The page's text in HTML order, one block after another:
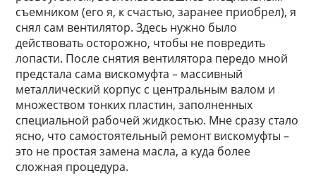
съемником (его я, к счастью, заранее приобрел), я
снял сам вентилятор. Здесь нужно было
действовать осторожно, чтобы не повредить
лопасти. После снятия вентилятора передо мной
предстала сама вискомуфта – массивный
металлический корпус с центральным валом и
множеством тонких пластин, заполненных
специальной рабочей жидкостью. Мне сразу стало
ясно, что самостоятельный ремонт вискомуфты –
это не простая замена масла, а куда более
сложная процедура.